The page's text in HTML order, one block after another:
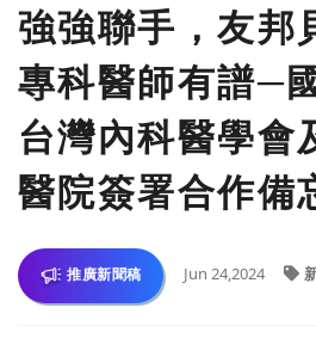
強強聯手，友邦
專科醫師有譜─
台灣內科醫學會
醫院簽署合作備
推廣新聞稿 Jun 24,2024